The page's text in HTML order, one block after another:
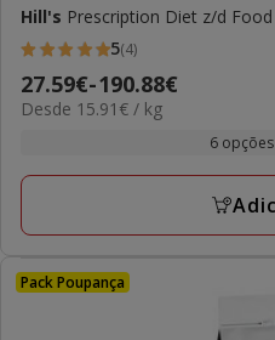
Hill's Prescription Diet z/d
5
estrelas
com
avaliações
5(4)
Preço
de
a
27.59€-190.88€
15.91€
Desde 15.91€ / kg
6
Pack Poupança